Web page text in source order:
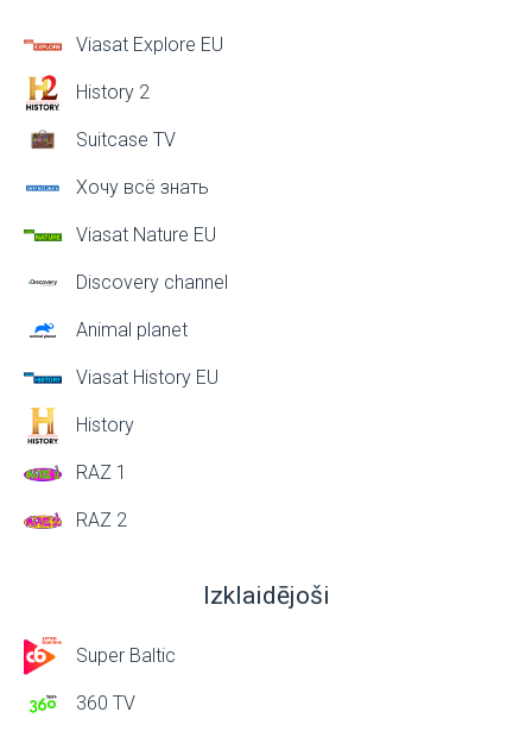
Viasat Explore EU
History 2
Suitcase TV
Хочу всё знать
Viasat Nature EU
Discovery channel
Animal planet
Viasat History EU
History
RAZ 1
RAZ 2
Izklaidējoši
Super Baltic
360 TV